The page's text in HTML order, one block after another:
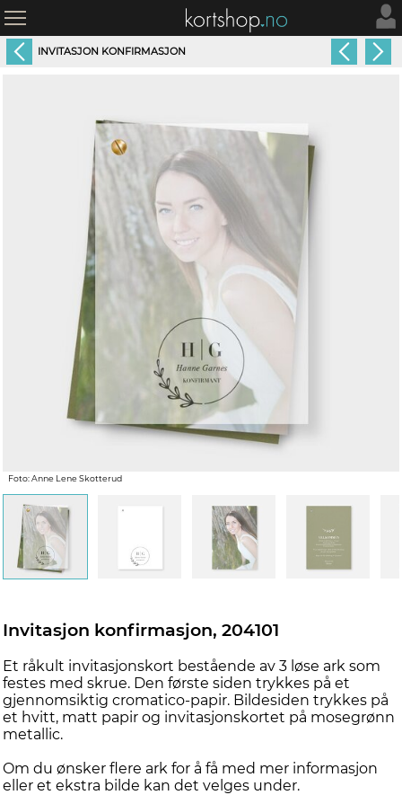
INVITASJON KONFIRMASJON
Foto: Anne Lene Skotterud
Invitasjon konfirmasjon, 204101
Et råkult invitasjonskort bestående av 3 løse ark som
festes med skrue. Den første siden trykkes på et
gjennomsiktig cromatico-papir. Bildesiden trykkes på
et hvitt, matt papir og invitasjonskortet på mosegrønn
metallic.
Om du ønsker flere ark for å få med mer informasjon
eller et ekstra bilde kan det velges under.